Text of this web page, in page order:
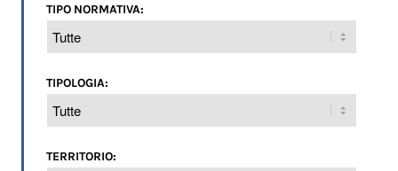
TIPO NORMATIVA:
TIPOLOGIA:
TERRITORIO: